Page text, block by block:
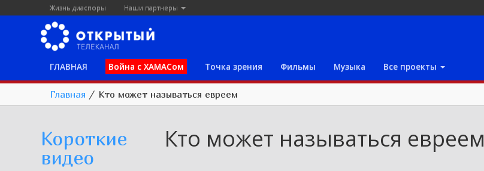
Жизнь диаспоры Наши партнеры
ГЛАВНАЯ Война с ХАМАСом Точка зрения Фильмы Музыка Все проекты
Главная / Кто может называться евреем
Короткие
видео
Кто может называться евреем